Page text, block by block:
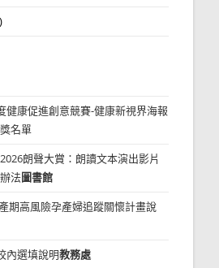
健康促進創意競賽-健康新視界海報
名單
朗聲大賞：朗讀文本演出影片
法圖書館
期高風險孕產婦追蹤關懷計畫說
內選填說明教務處